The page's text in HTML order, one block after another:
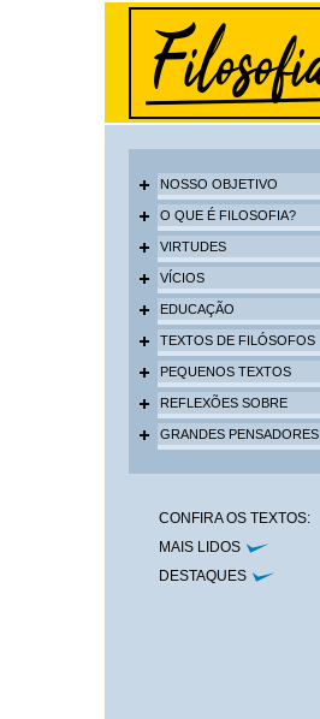
NOSSO OBJETIVO
O QUE É FILOSOFIA?
VIRTUDES
VÍCIOS
EDUCAÇÃO
TEXTOS DE FILÓSOFOS
PEQUENOS TEXTOS
REFLEXÕES SOBRE
GRANDES PENSADORES
CONFIRA OS TEXTOS:
MAIS LIDOS
DESTAQUES